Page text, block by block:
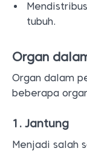
tubuh.
Organ
Organ dalam
beberapa
1. Jantung
Menjadi salah